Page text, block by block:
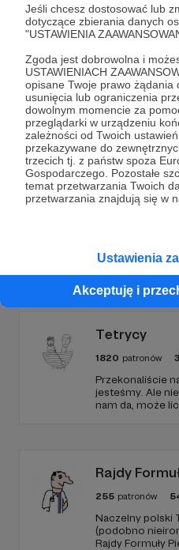
Jeśli chcesz dostosować lub
dotyczące zbierania danych
"USTAWIENIA
Zgoda jest dobrowolna i
USTAWIENIACH
opisane Twoje prawo żądania
usunięcia lub ograniczenia
dowolnym momencie za
przeglądarki w urządzeniu
zależności od Twoich
przekazywane do
trzecich tj. z państw spoza
Gospodarczego. Pozostałe
temat przetwarzania Twoich
przetwarzania znajdują się w
Ustawienia
Akceptuję i
Dołącz do
Wesprzyj działalność
Zostań
Promowani
Tetrycy
1820 patronów
Przekonaliście
jesteśmy. Ale
nam da, może
Rajdy
255 patronów
Naczelny polski
(podobno
Rajdy Formuły